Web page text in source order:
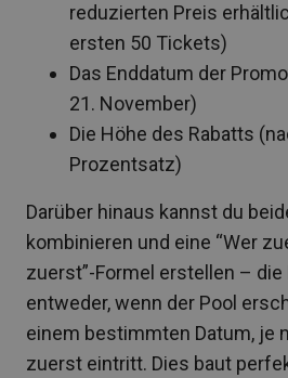
reduzierten Preis
ersten 50 Tickets)
Das Enddatum der
21. November)
Die Höhe des Rabatts
Prozentsatz)
Darüber hinaus kannst du
kombinieren und eine “Wer
zuerst”-Formel erstellen –
entweder, wenn der Pool
einem bestimmten Datum, je
zuerst eintritt. Dies baut